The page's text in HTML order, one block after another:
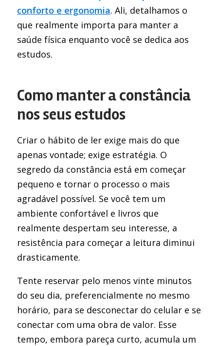
conforto e ergonomia. Ali, detalhamos o
que realmente importa para manter a
saúde física enquanto você se dedica aos
estudos.
Como manter a constância
nos seus estudos
Criar o hábito de ler exige mais do que
apenas vontade; exige estratégia. O
segredo da constância está em começar
pequeno e tornar o processo o mais
agradável possível. Se você tem um
ambiente confortável e livros que
realmente despertam seu interesse, a
resistência para começar a leitura diminui
drasticamente.
Tente reservar pelo menos vinte minutos
do seu dia, preferencialmente no mesmo
horário, para se desconectar do celular e se
conectar com uma obra de valor. Esse
tempo, embora pareça curto, acumula um